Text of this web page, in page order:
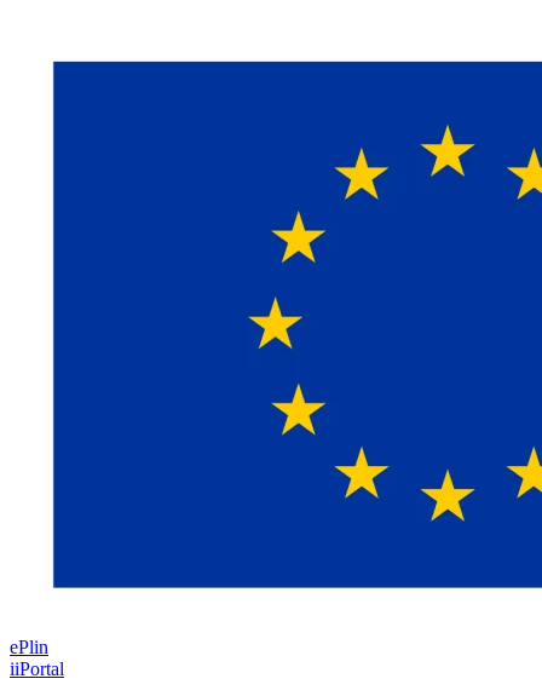
ePlin
iiPortal